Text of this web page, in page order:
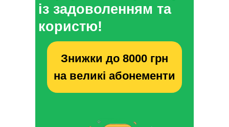
із задоволенням та
користю!
Знижки до 8000 грн
на великі абонементи